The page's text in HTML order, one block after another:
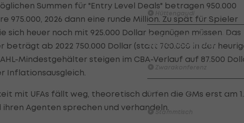
Der legendäre Durchmarsch
des FC Wacker Tirol I
Am Stammtisch bei Andy
Ogris: Christopher Knett
Stammtisch
Summen für "Entry Level Deals" betragen 950.000
975.000, 2026 dann eine runde Million. Zu spät für Spieler
sich heuer noch mit 925.000 Dollar begnügen müssen. Das
beträgt ab 2022 750.000 Dollar (statt 700.000 in der
Mindestgehälter steigen im CBA-Verlauf auf 87.500
Inflationsausgleich.
mit UFAs fällt weg, theoretisch dürfen die GMs erst am 1.
ihren Agenten sprechen und verhandeln.